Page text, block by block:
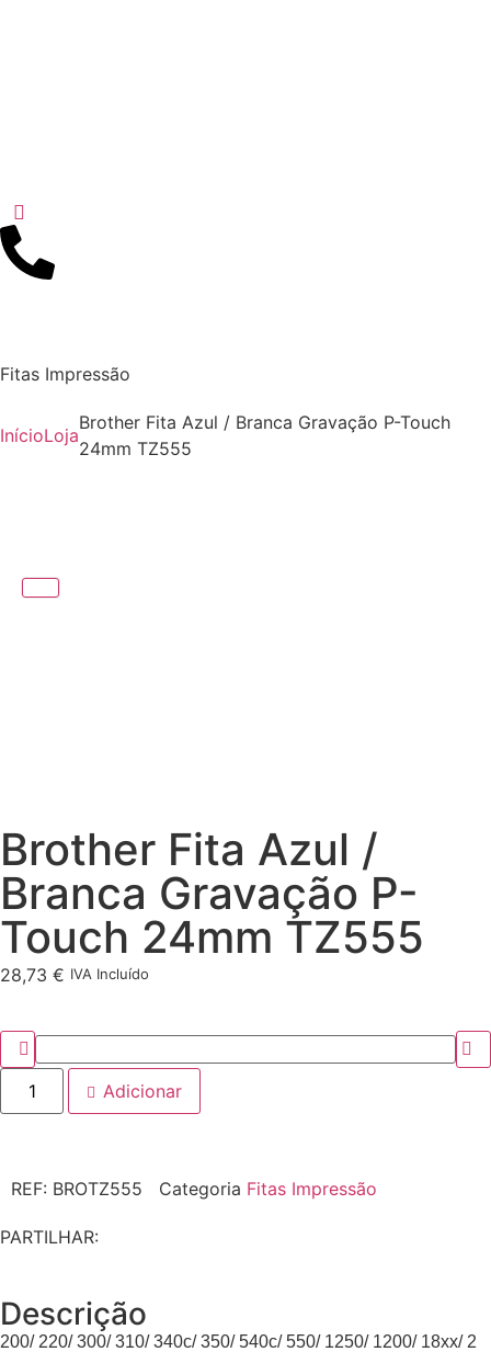
Fitas Impressão
InícioLoja
Brother Fita Azul / Branca Gravação P-Touch
24mm TZ555
Brother Fita Azul /
Branca Gravação P-
Touch 24mm TZ555
28,73 € IVA Incluído
Adicionar
REF: BROTZ555 Categoria Fitas Impressão
PARTILHAR:
Descrição
200/ 220/ 300/ 310/ 340c/ 350/ 540c/ 550/ 1250/ 1200/ 18xx/ 2